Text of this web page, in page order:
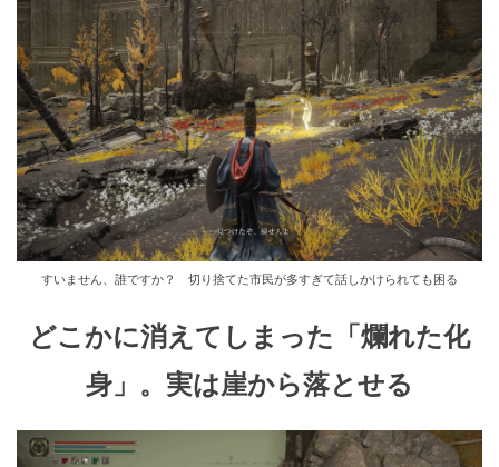
すいません、誰ですか？ 切り捨てた市民が多すぎて話しかけられても困る
どこかに消えてしまった「爛れた化
身」。実は崖から落とせる